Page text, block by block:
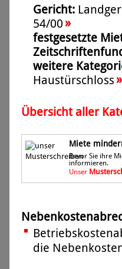
Gericht:
54/00»
festgesetzte
weitere
Haustürschloss»
Übersicht aller
Miete
Bevor Sie ihre
informieren.
Unser
die